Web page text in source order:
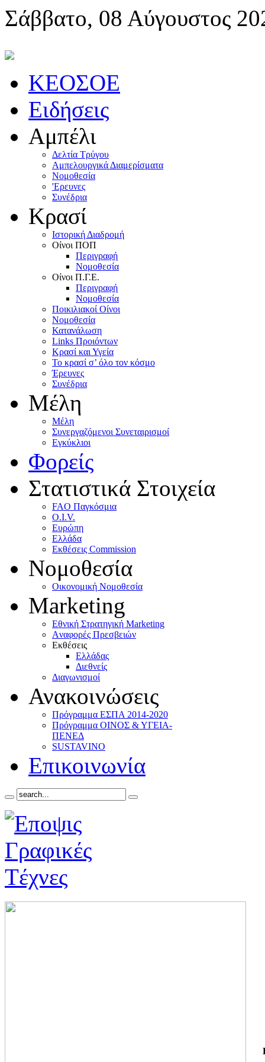
Σάββατο, 08 Αύγουστος
KEOΣOE
Ειδήσεις
Αμπέλι
Δελτία Τρύγου
Αμπελουργικά Διαμερίσματα
Nομοθεσία
'Eρευνες
Συνέδρια
Κρασί
Iστορική Διαδρομή
Oίνοι ΠOΠ
Περιγραφή
Nομοθεσία
Oίνοι Π.Γ.E.
Περιγραφή
Νομοθεσία
Ποικιλιακοί Oίνοι
Nομοθεσία
Κατανάλωση
Links Προιόντων
Κρασί και Υγεία
To κρασί σ’ όλο τον κόσμο
Έρευνες
Συνέδρια
Μέλη
Mέλη
Συνεργαζόμενοι Συνεταιρισμοί
Εγκύκλιοι
Φορείς
Στατιστικά Στοιχεία
FAO Παγκόσμια
O.I.V.
Ευρώπη
Ελλάδα
Eκθέσεις Commission
Νομοθεσία
Οικονομική Νομοθεσία
Marketing
Eθνική Στρατηγική Marketing
Aναφορές Πρεσβειών
Eκθέσεις
Eλλάδας
Διεθνείς
Διαγωνισμοί
Ανακοινώσεις
Πρόγραμμα ΕΣΠΑ 2014-2020
Πρόγραμμα ΟΙΝΟΣ & ΥΓΕΙΑ-
ΠΕΝΕΔ
SUSTAVINO
Επικοινωνία